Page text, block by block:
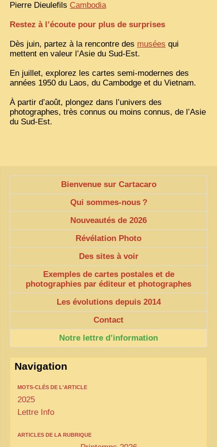
2026 PERI, VIÊT-CONG
VIETNAM
ZOOM PHOTO
DÊ THAM
ALBUMS FAMILLE
EN
Pierre Dieulefils Cambodia
Restez à l’écoute pour plus de surprises
Dès juin, partez à la rencontre des musées qui
mettent en valeur l’Asie du Sud-Est.
En juillet, explorez les cartes semi-modernes des
années 1950 du Laos, du Cambodge et du Vietnam.
À partir d’août, plongez dans l’univers des
photographes, très connus ou moins connus, de l’Asie
du Sud-Est.
Bienvenue sur Cartacaro
Qui sommes-nous ?
Nouveautés de 2026
Révélation Photo
Des sites à voir
Exemples de cartes postales et de
photographies par éditeur et photographes
Les évolutions depuis 2014
Contact
Notre lettre d’information
Navigation
MOTS-CLÉS DE L'ARTICLE
2025
Lettre Info
ARTICLES DE LA RUBRIQUE